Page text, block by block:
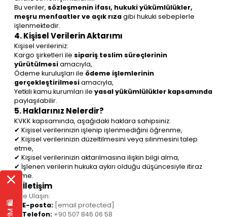
Bu veriler, sözleşmenin ifası, hukuki yükümlülükler,
meşru menfaatler ve açık rızagibi hukuki sebeplerle
işlenmektedir.
4. Kişisel Verilerin Aktarımı
Kişisel verileriniz:
Kargo şirketleri ile sipariş teslim süreçlerinin
yürütülmesiamacıyla,
Ödeme kuruluşları ile ödeme işlemlerinin
gerçekleştirilmesiamacıyla,
Yetkili kamu kurumları ileyasal yükümlülükler kapsamında
paylaşılabilir.
5. Haklarınız Nelerdir?
KVKK kapsamında, aşağıdaki haklara sahipsiniz:
✔ Kişisel verilerinizin işlenip işlenmediğini öğrenme,
✔ Kişisel verilerinizin düzeltilmesini veya silinmesini talep
etme,
✔ Kişisel verilerinizin aktarılmasına ilişkin bilgi alma,
✔ İşlenen verilerin hukuka aykırı olduğu düşüncesiyle itiraz
etme.
6. İletişim
Bize Ulaşın:
E-posta: [email protected]
Telefon: +90 507 846 06 58